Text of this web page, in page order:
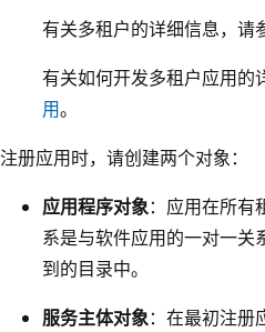
有关多租户的详细信息，请
有关如何开发多租户应用的
用。
注册应用时，请创建两个对象：
应用程序对象：应用在所有
系是与软件应用的一对一关
到的目录中。
服务主体对象：在最初注册